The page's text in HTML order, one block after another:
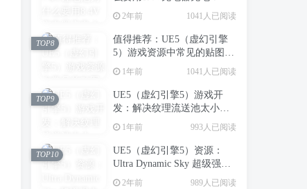
2年前 1041人已阅读
值得推荐：UE5（虚幻引擎
5）游戏资源中常见的贴图类
型（转载）
1年前 1041人已阅读
TOP8
UE5（虚幻引擎5）游戏开
发：解决纹理流送池太小，
造成场景中纹理模糊的问题
1年前 993人已阅读
TOP9
UE5（虚幻引擎5）资源：
Ultra Dynamic Sky 超级强大
的动态天空天气系统
2年前 989人已阅读
TOP10